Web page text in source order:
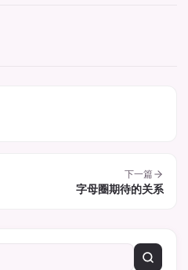
下一篇
字母圈期待的关系